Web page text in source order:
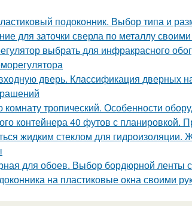
подоконник. Выбор типа и
для заточки сверла по металлу
выбрать для инфракрасного
дверь. Классификация дверных
тропический. Особенности
контейнера 40 футов с планировкой.
жидким стеклом для
для обоев. Выбор бордюрной ленты с
на пластиковые окна своими